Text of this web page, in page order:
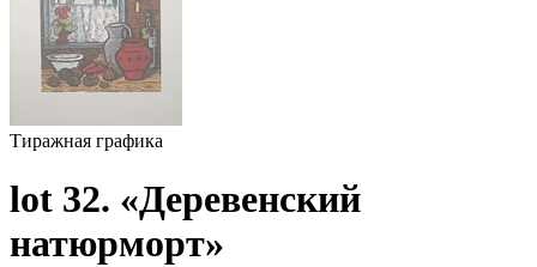
Тиражная графика
lot 32. «Деревенский
натюрморт»